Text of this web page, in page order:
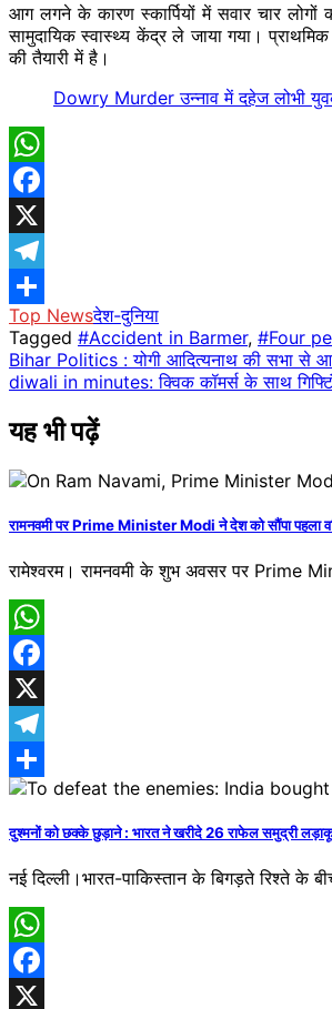
आग लगने के कारण स्कार्पियों में सवार चार
सामुदायिक स्वास्थ्य केंद्र ले जाया गया।
की तैयारी में है।
Dowry Murder उन्नाव में दहेज लोभी
WhatsApp
Facebook
X
Telegram
Share
Top Newsदेश-दुनिया
Tagged #Accident in Barmer, #Four
Post
navigation
Bihar Politics : योगी आदित्यनाथ की सभा से
diwali in minutes: क्विक कॉमर्स के साथ
यह भी पढ़ें
रामनवमी पर Prime Minister Modi ने देश को सौंपा
रामेश्वरम। रामनवमी के शुभ अवसर पर Prime
WhatsApp
Facebook
X
Telegram
Share
दुश्मनों को छक्के छुड़ाने : भारत ने खरीदे 26 राफेल समुद्री लड़ाकू
नई दिल्ली।भारत-पाकिस्तान के बिगड़ते रिश्ते के
WhatsApp
Facebook